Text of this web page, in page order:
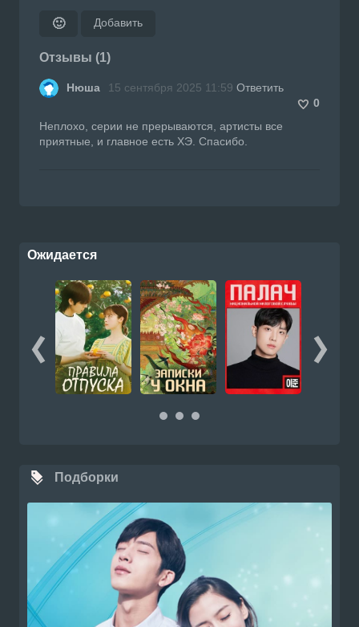
🙂 Добавить
Отзывы (1)
Нюша 15 сентября 2025 11:59 Ответить
0
Неплохо, серии не прерываются, артисты все
приятные, и главное есть ХЭ. Спасибо.
Ожидается
Подборки